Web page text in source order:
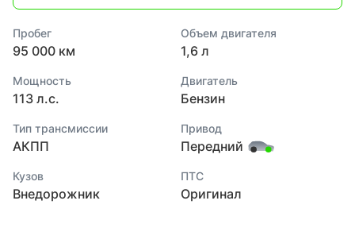
Пробег
95 000 км
Объем двигателя
1,6 л
Мощность
113 л.с.
Двигатель
Бензин
Тип трансмиссии
АКПП
Привод
Передний
Кузов
Внедорожник
ПТС
Оригинал